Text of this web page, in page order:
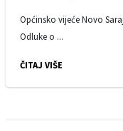
Općinsko vijeće Novo
Odluke o ...
ČITAJ VIŠE